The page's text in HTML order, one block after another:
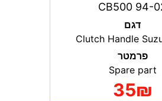
CB500 94-
דגם
Clutch Handle
פרמטר
35₪